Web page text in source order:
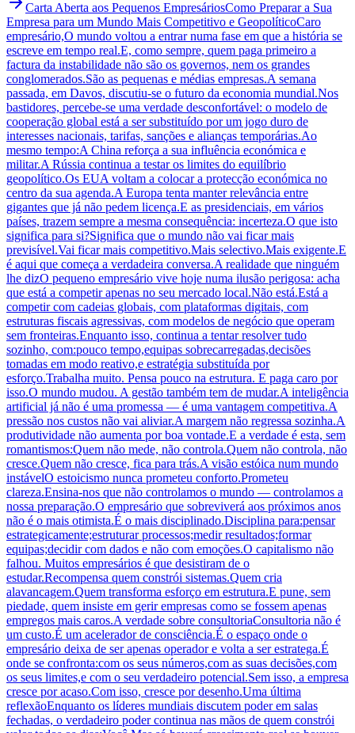
Carta Aberta aos Pequenos EmpresáriosComo Preparar a Sua
Empresa para um Mundo Mais Competitivo e GeopolíticoCaro
empresário,O mundo voltou a entrar numa fase em que a história se
escreve em tempo real.E, como sempre, quem paga primeiro a
factura da instabilidade não são os governos, nem os grandes
conglomerados.São as pequenas e médias empresas.A semana
passada, em Davos, discutiu-se o futuro da economia mundial.Nos
bastidores, percebe-se uma verdade desconfortável: o modelo de
cooperação global está a ser substituído por um jogo duro de
interesses nacionais, tarifas, sanções e alianças temporárias.Ao
mesmo tempo:A China reforça a sua influência económica e
militar.A Rússia continua a testar os limites do equilíbrio
geopolítico.Os EUA voltam a colocar a protecção económica no
centro da sua agenda.A Europa tenta manter relevância entre
gigantes que já não pedem licença.E as presidenciais, em vários
países, trazem sempre a mesma consequência: incerteza.O que isto
significa para si?Significa que o mundo não vai ficar mais
previsível.Vai ficar mais competitivo.Mais selectivo.Mais exigente.E
é aqui que começa a verdadeira conversa.A realidade que ninguém
lhe dizO pequeno empresário vive hoje numa ilusão perigosa: acha
que está a competir apenas no seu mercado local.Não está.Está a
competir com cadeias globais, com plataformas digitais, com
estruturas fiscais agressivas, com modelos de negócio que operam
sem fronteiras.Enquanto isso, continua a tentar resolver tudo
sozinho, com:pouco tempo,equipas sobrecarregadas,decisões
tomadas em modo reativo,e estratégia substituída por
esforço.Trabalha muito. Pensa pouco na estrutura. E paga caro por
isso.O mundo mudou. A gestão também tem de mudar.A inteligência
artificial já não é uma promessa — é uma vantagem competitiva.A
pressão nos custos não vai aliviar.A margem não regressa sozinha.A
produtividade não aumenta por boa vontade.E a verdade é esta, sem
romantismos:Quem não mede, não controla.Quem não controla, não
cresce.Quem não cresce, fica para trás.A visão estóica num mundo
instávelO estoicismo nunca prometeu conforto.Prometeu
clareza.Ensina-nos que não controlamos o mundo — controlamos a
nossa preparação.O empresário que sobreviverá aos próximos anos
não é o mais otimista.É o mais disciplinado.Disciplina para:pensar
estrategicamente;estruturar processos;medir resultados;formar
equipas;decidir com dados e não com emoções.O capitalismo não
falhou. Muitos empresários é que desistiram de o
estudar.Recompensa quem constrói sistemas.Quem cria
alavancagem.Quem transforma esforço em estrutura.E pune, sem
piedade, quem insiste em gerir empresas como se fossem apenas
empregos mais caros.A verdade sobre consultoriaConsultoria não é
um custo.É um acelerador de consciência.É o espaço onde o
empresário deixa de ser apenas operador e volta a ser estratega.É
onde se confronta:com os seus números,com as suas decisões,com
os seus limites,e com o seu verdadeiro potencial.Sem isso, a empresa
cresce por acaso.Com isso, cresce por desenho.Uma última
reflexãoEnquanto os líderes mundiais discutem poder em salas
fechadas, o verdadeiro poder continua nas mãos de quem constrói